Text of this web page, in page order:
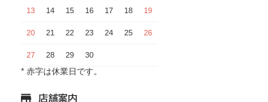
13 14 15 16 17 18 19
20 21 22 23 24 25 26
27 28 29 30
* 赤字は休業日です。